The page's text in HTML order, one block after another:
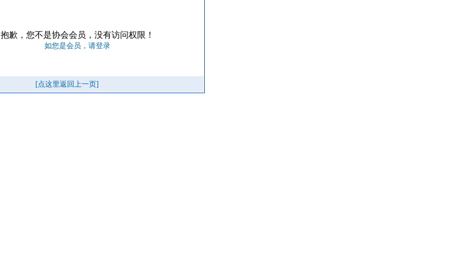
抱歉，您不是协会会员，没有访问权限！
如您是会员，请登录
[点这里返回上一页]